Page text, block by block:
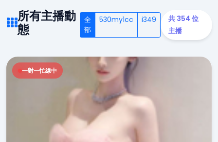
所有主播動
態
全
部
530my1cc i349
共 354 位
主播
一對一忙線中